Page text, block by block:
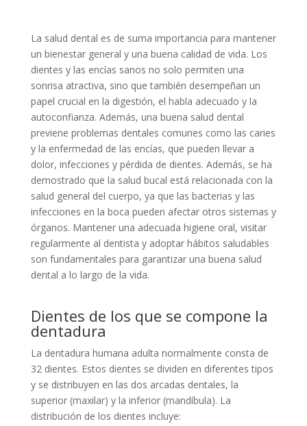
La salud dental es de suma importancia para mantener
un bienestar general y una buena calidad de vida. Los
dientes y las encías sanos no solo permiten una
sonrisa atractiva, sino que también desempeñan un
papel crucial en la digestión, el habla adecuado y la
autoconfianza. Además, una buena salud dental
previene problemas dentales comunes como las caries
y la enfermedad de las encías, que pueden llevar a
dolor, infecciones y pérdida de dientes. Además, se ha
demostrado que la salud bucal está relacionada con la
salud general del cuerpo, ya que las bacterias y las
infecciones en la boca pueden afectar otros sistemas y
órganos. Mantener una adecuada higiene oral, visitar
regularmente al dentista y adoptar hábitos saludables
son fundamentales para garantizar una buena salud
dental a lo largo de la vida.
Dientes de los que se compone la
dentadura
La dentadura humana adulta normalmente consta de
32 dientes. Estos dientes se dividen en diferentes tipos
y se distribuyen en las dos arcadas dentales, la
superior (maxilar) y la inferior (mandíbula). La
distribución de los dientes incluye: